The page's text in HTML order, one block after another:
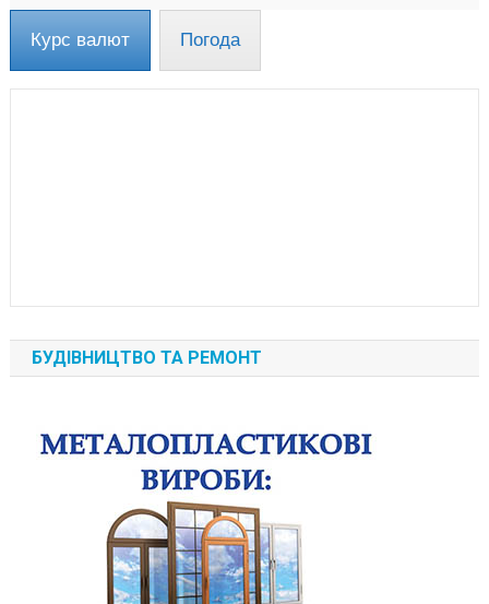
Курс валют Погода
БУДІВНИЦТВО ТА РЕМОНТ